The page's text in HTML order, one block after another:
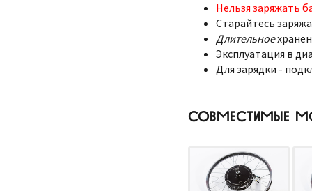
Нельзя заряжать
Старайтесь
Длительное
Эксплуатация в
Для зарядки -
СОВМЕСТИМЫЕ